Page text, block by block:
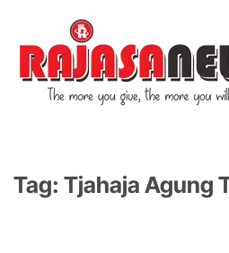
Tag: Tjahaja Agung